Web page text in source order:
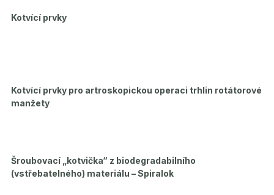
Kotvící prvky
Kotvící prvky pro artroskopickou operaci trhlin rotátorové
manžety
Šroubovací „kotvička“ z biodegradabilního
(vstřebatelného) materiálu – Spiralok